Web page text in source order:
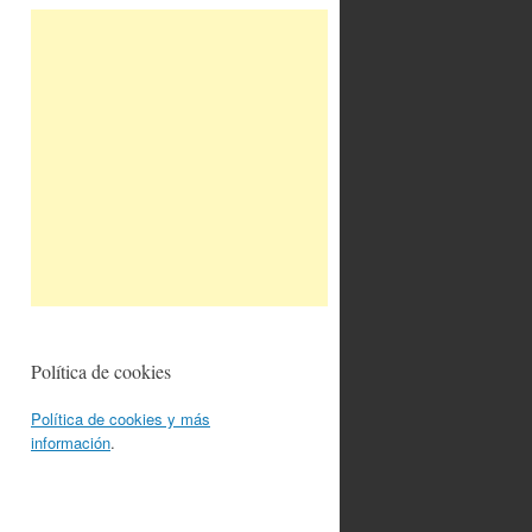
Política de cookies
Política de cookies y más
información.